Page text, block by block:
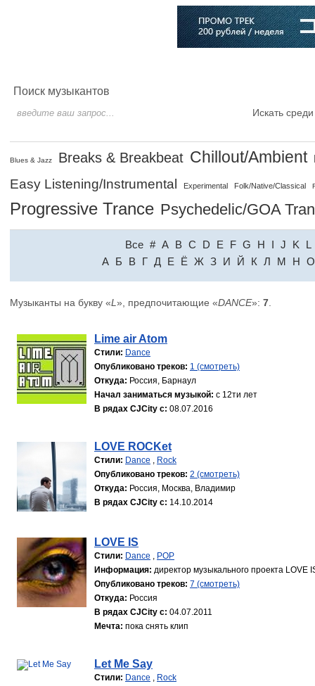
Поиск музыкантов
Искать
Blues & Jazz Breaks & Breakbeat Chillout/Ambient
Easy Listening/Instrumental Experimental Folk/Native/Classical
Progressive Trance Psychedelic/GOA
Все # A B C D E F G H I J K
L
A Б В Г Д Е Ё Ж З И Й К Л М Н О
Музыканты на букву «L », предпочитающие «DANCE»: 7
Lime air Atom
Стили: Dance
Опубликовано треков: 1 (смотреть)
Откуда: Россия, Барнаул
Начал заниматься музыкой: с 12ти лет
В рядах CJCity с: 08.07.2016
LOVE ROCKet
Стили: Dance , Rock
Опубликовано треков: 2 (смотреть)
Откуда: Россия, Москва, Владимир
В рядах CJCity с: 14.10.2014
LOVE IS
Стили: Dance , POP
Информация: директор музыкального проекта LOVE
Опубликовано треков: 7 (смотреть)
Откуда: Россия
В рядах CJCity с: 04.07.2011
Мечта: пока снять клип
Let Me Say
Стили: Dance , Rock